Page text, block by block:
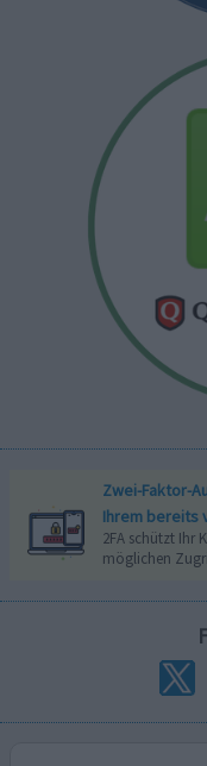
Zwei-Faktor-
Ihrem bereits
2FA schützt Ihr
möglichen